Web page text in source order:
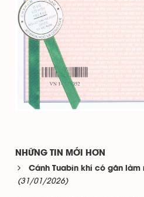
NHỮNG TIN MỚI HƠN
Cánh Tuabin khí có gân làm
(31/01/2026)